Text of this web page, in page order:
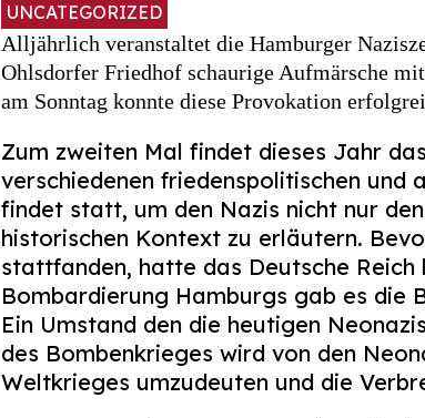
UNCATEGORIZED
Alljährlich veranstaltet die Hamburger
Ohlsdorfer Friedhof schaurige Aufmärsche
am Sonntag konnte diese Provokation
Zum zweiten Mal findet dieses Jahr
verschiedenen friedenspolitischen
findet statt, um den Nazis nicht nur
historischen Kontext zu erläutern.
stattfanden, hatte das Deutsche
Bombardierung Hamburgs gab es die
Ein Umstand den die heutigen
des Bombenkrieges wird von den
Weltkrieges umzudeuten und die